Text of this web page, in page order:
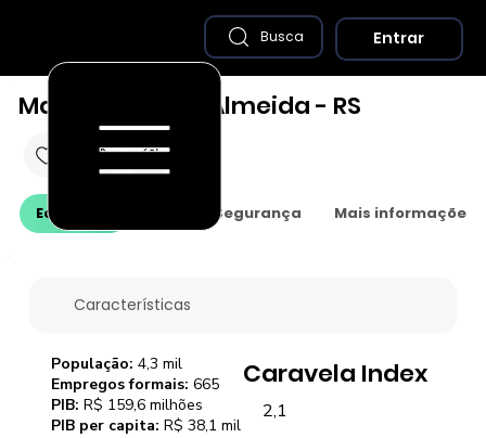
Características
Caravela Index
2,1
População: 4,3 mil
Empregos formais: 665
PIB: R$ 159,6 milhões
PIB per capita: R$ 38,1 mil
Economia Saúde e Segurança Mais informações
Maximiliano de Almeida - RS
Busca Entrar